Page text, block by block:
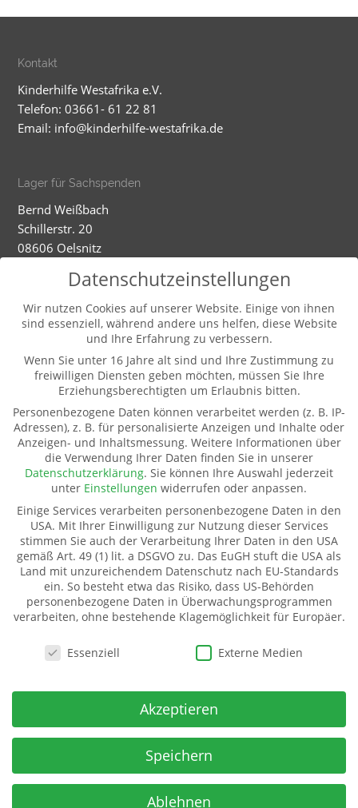
Kontakt
Kinderhilfe Westafrika e.V.
Telefon: 03661- 61 22 81
Email: info@kinderhilfe-westafrika.de
Lager für Sachspenden
Bernd Weißbach
Schillerstr. 20
08606 Oelsnitz
Dienstag - Mittwoch
9-12.00 und 13-16.00 Uhr (und nach Vereinbarung)
Weitere Informationen
Kontakt
Impressum
Datenschutz
Pate werden
Spenden
Mitglied werden
Kinderhilfe Westafrika e.V.
Kinderhilfe Westafrika e.V.
Dorfstraße 18 (Kahmer)
IBAN:
DE06 5009 2100 0001 7141 71
BIC: GENODE51BH2
Spar- u Kreditbank ev-freikirchl. Gemeinden
Datenschutzeinstellungen
Wir nutzen Cookies auf unserer Website. Einige von ihnen
sind essenziell, während andere uns helfen, diese Website
und Ihre Erfahrung zu verbessern.
Wenn Sie unter 16 Jahre alt sind und Ihre Zustimmung zu
freiwilligen Diensten geben möchten, müssen Sie Ihre
Erziehungsberechtigten um Erlaubnis bitten.
Personenbezogene Daten können verarbeitet werden (z. B. IP-
Adressen), z. B. für personalisierte Anzeigen und Inhalte oder
Anzeigen- und Inhaltsmessung. Weitere Informationen über
die Verwendung Ihrer Daten finden Sie in unserer
Datenschutzerklärung. Sie können Ihre Auswahl jederzeit
unter Einstellungen widerrufen oder anpassen.
Einige Services verarbeiten personenbezogene Daten in den
USA. Mit Ihrer Einwilligung zur Nutzung dieser Services
stimmen Sie auch der Verarbeitung Ihrer Daten in den USA
gemäß Art. 49 (1) lit. a DSGVO zu. Das EuGH stuft die USA als
Land mit unzureichendem Datenschutz nach EU-Standards
ein. So besteht etwa das Risiko, dass US-Behörden
personenbezogene Daten in Überwachungsprogrammen
verarbeiten, ohne bestehende Klagemöglichkeit für Europäer.
Datenschutzeinstellungen
Essenziell Externe Medien
Akzeptieren
Speichern
Ablehnen